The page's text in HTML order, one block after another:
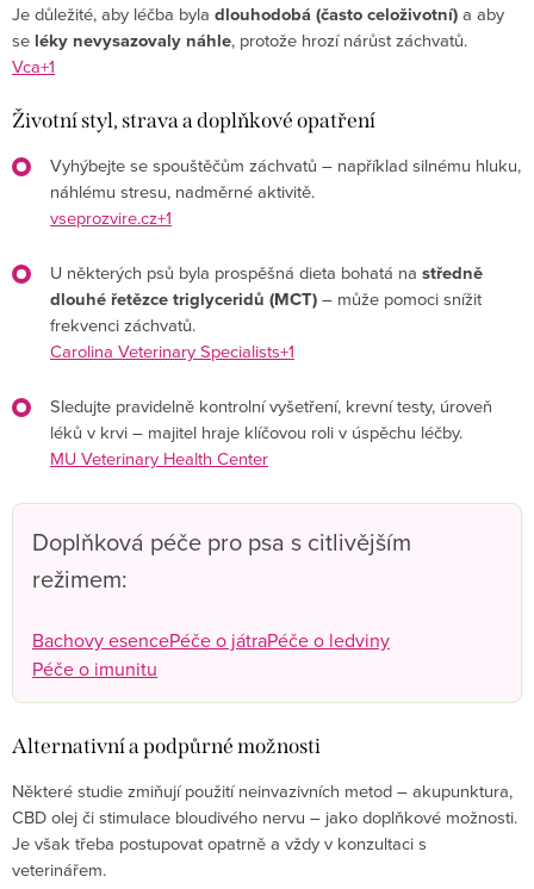
Je důležité, aby léčba byla dlouhodobá (často celoživotní)a aby
se léky nevysazovaly náhle, protože hrozí nárůst záchvatů.
Vca+1
Životní styl, strava a doplňkové opatření
Vyhýbejte se spouštěčům záchvatů – například silnému hluku,
náhlému stresu, nadměrné aktivitě.
vseprozvire.cz+1
U některých psů byla prospěšná dieta bohatá na středně
dlouhé řetězce triglyceridů (MCT)– může pomoci snížit
frekvenci záchvatů.
Carolina Veterinary Specialists+1
Sledujte pravidelně kontrolní vyšetření, krevní testy, úroveň
léků v krvi – majitel hraje klíčovou roli v úspěchu léčby.
MU Veterinary Health Center
Doplňková péče pro psa s citlivějším
režimem:
Bachovy esencePéče o játraPéče o ledviny
Péče o imunitu
Alternativní a podpůrné možnosti
Některé studie zmiňují použití neinvazivních metod – akupunktura,
CBD olej či stimulace bloudivého nervu – jako doplňkové možnosti.
Je však třeba postupovat opatrně a vždy v konzultaci s
veterinářem.